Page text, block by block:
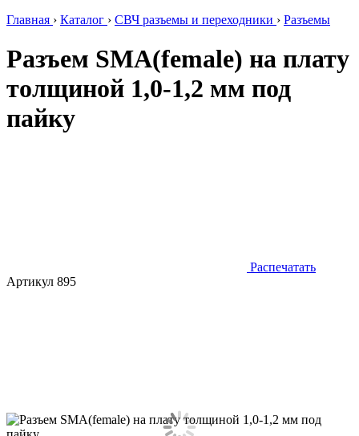
Главная › Каталог › СВЧ разъемы и переходники › Разъемы
Разъем SMA(female) на плату
толщиной 1,0-1,2 мм под
пайку
Распечатать
Артикул 895